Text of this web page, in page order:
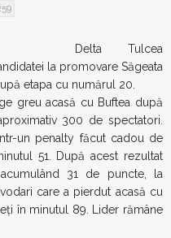
Delta Tulcea
la promovare Săgeata
etapa cu numărul 20.
greu acasă cu Buftea după
300 de spectatori.
un penalty făcut cadou de
51. După acest rezultat
31 de puncte, la
care a pierdut acasă cu
în minutul 89. Lider rămâne